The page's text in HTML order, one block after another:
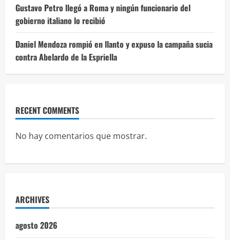
Gustavo Petro llegó a Roma y ningún funcionario del
gobierno italiano lo recibió
Daniel Mendoza rompió en llanto y expuso la campaña sucia
contra Abelardo de la Espriella
RECENT COMMENTS
No hay comentarios que mostrar.
ARCHIVES
agosto 2026